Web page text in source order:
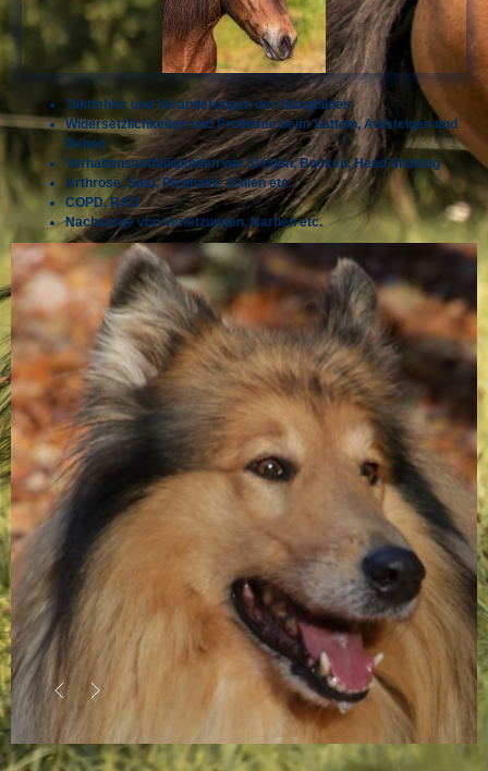
Taktfehler und Veränderungen des Gangbildes
Widersetzlichkeiten und Probleme beim Satteln, Aufsteigen und
Reiten
Verhaltensauffälligkeiten wie Steigen, Bocken, Head Shaking
Arthrose, Spat, Piephake, Gallen etc.
COPD, RAO
Nachsorge von Verletzungen, Narben etc.